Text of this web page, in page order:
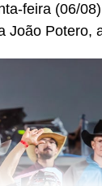
feira (06/
João Potero,